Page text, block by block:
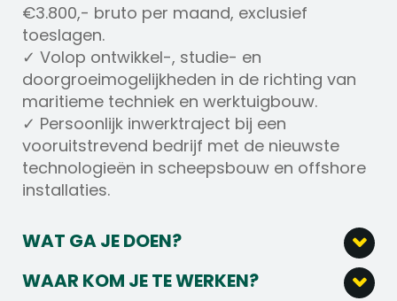
€3.800,- bruto per maand, exclusief
toeslagen.
✓ Volop ontwikkel-, studie- en
doorgroeimogelijkheden in de richting van
maritieme techniek en werktuigbouw.
✓ Persoonlijk inwerktraject bij een
vooruitstrevend bedrijf met de nieuwste
technologieën in scheepsbouw en offshore
installaties.
WAT GA JE DOEN?
• Als Lasser Maritiem lees en interpreteer je
technische tekeningen voor maritieme
WAAR KOM JE TE WERKEN?